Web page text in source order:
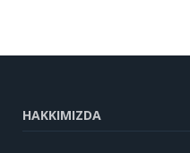
HAKKIMIZDA